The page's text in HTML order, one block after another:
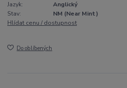
Jazyk:
Anglický
Stav:
NM (Near Mint)
Hlídat cenu / dostupnost
Do oblíbených